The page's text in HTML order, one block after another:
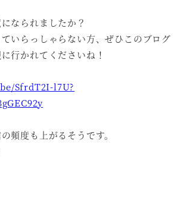
なられましたか？
いらっしゃらない方、ぜひこのブログ
行かれてくださいね！
SfrdT2I-l7U?
頻度も上がるそうです。